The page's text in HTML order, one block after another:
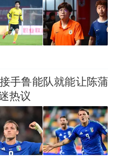
在床头放菜刀的女孩，
一句“跟我回家”改写了
手鲁能队就能让陈蒲
热议